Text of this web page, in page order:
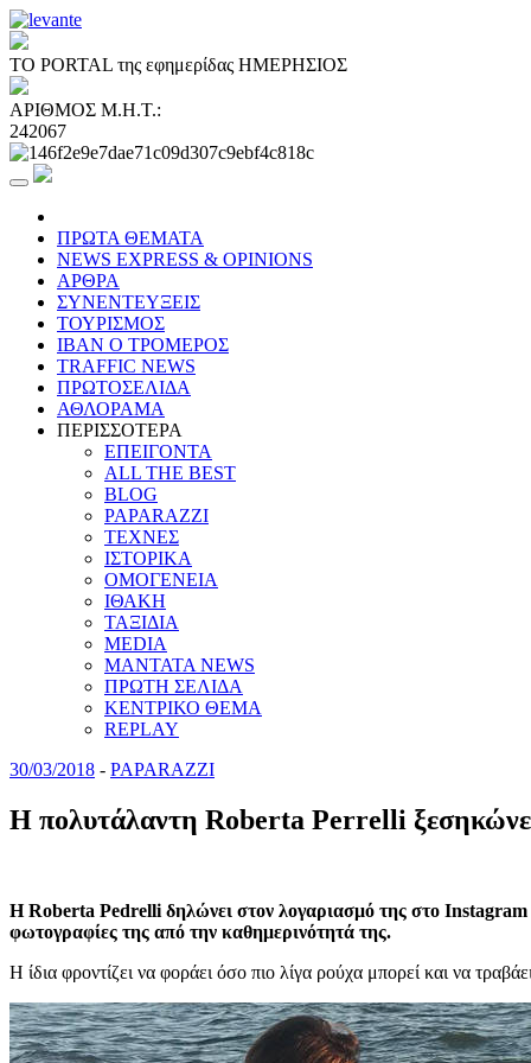
ΤΟ PORTAL της εφημερίδας ΗΜΕΡΗΣΙΟΣ
ΑΡΙΘΜΟΣ Μ.Η.Τ.:
242067
ΠΡΩΤΑ ΘΕΜΑΤΑ
NEWS EXPRESS & OPINIONS
ΑΡΘΡΑ
ΣΥΝΕΝΤΕΥΞΕΙΣ
ΤΟΥΡΙΣΜΟΣ
ΙΒΑΝ Ο ΤΡΟΜΕΡΟΣ
TRAFFIC NEWS
ΠΡΩΤΟΣΕΛΙΔΑ
ΑΘΛΟΡΑΜΑ
ΠΕΡΙΣΣΟΤΕΡΑ
ΕΠΕΙΓΟΝΤΑ
ALL THE BEST
BLOG
PAPARAZZI
ΤΕΧΝΕΣ
ΙΣΤΟΡΙΚΑ
ΟΜΟΓΕΝΕΙΑ
ΙΘΑΚΗ
ΤΑΞΙΔΙΑ
MEDIA
MANTATA NEWS
ΠΡΩΤΗ ΣΕΛΙΔΑ
ΚΕΝΤΡΙΚΟ ΘΕΜΑ
REPLAY
30/03/2018 - PAPARAZZI
Η πολυτάλαντη Roberta Perrelli
Η Roberta Pedrelli δηλώνει στον λογαριασμό της στο Instagram
φωτογραφίες της από την καθημερινότητά της.
Η ίδια φροντίζει να φοράει όσο πιο λίγα ρούχα μπορεί και να